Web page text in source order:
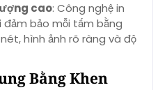
cao: Công nghệ in
bảo mỗi tấm bằng
hình ảnh rõ ràng và độ
Bằng Khen